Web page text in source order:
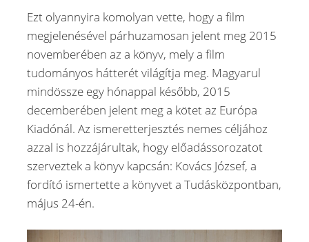
Ezt olyannyira komolyan vette, hogy a film
megjelenésével párhuzamosan jelent meg 2015
novemberében az a könyv, mely a film
tudományos hátterét világítja meg. Magyarul
mindössze egy hónappal később, 2015
decemberében jelent meg a kötet az Európa
Kiadónál. Az ismeretterjesztés nemes céljához
azzal is hozzájárultak, hogy előadássorozatot
szerveztek a könyv kapcsán: Kovács József, a
fordító ismertette a könyvet a Tudásközpontban,
május 24-én.